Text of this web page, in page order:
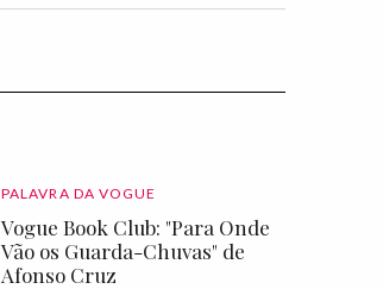
PALAVRA DA VOGUE
Vogue Book Club: "Para Onde
Vão os Guarda-Chuvas" de
Afonso Cruz